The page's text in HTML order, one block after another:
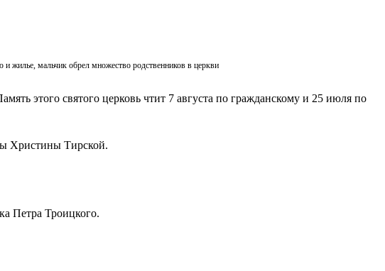
жилье, мальчик обрел множество родственников в церкви
этого святого церковь чтит 7 августа по гражданскому и 25 июля по
Христины Тирской.
Петра Троицкого.